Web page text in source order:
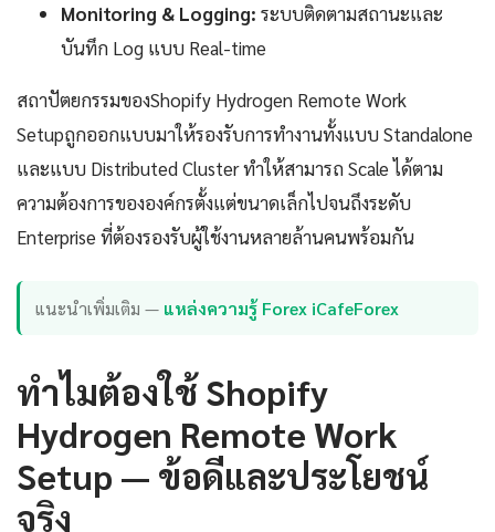
Monitoring & Logging: ระบบติดตามสถานะและ
บันทึก Log แบบ Real-time
สถาปัตยกรรมของShopify Hydrogen Remote Work
Setupถูกออกแบบมาให้รองรับการทำงานทั้งแบบ Standalone
และแบบ Distributed Cluster ทำให้สามารถ Scale ได้ตาม
ความต้องการขององค์กรตั้งแต่ขนาดเล็กไปจนถึงระดับ
Enterprise ที่ต้องรองรับผู้ใช้งานหลายล้านคนพร้อมกัน
แนะนำเพิ่มเติม — แหล่งความรู้ Forex iCafeForex
ทำไมต้องใช้ Shopify
Hydrogen Remote Work
Setup — ข้อดีและประโยชน์
จริง